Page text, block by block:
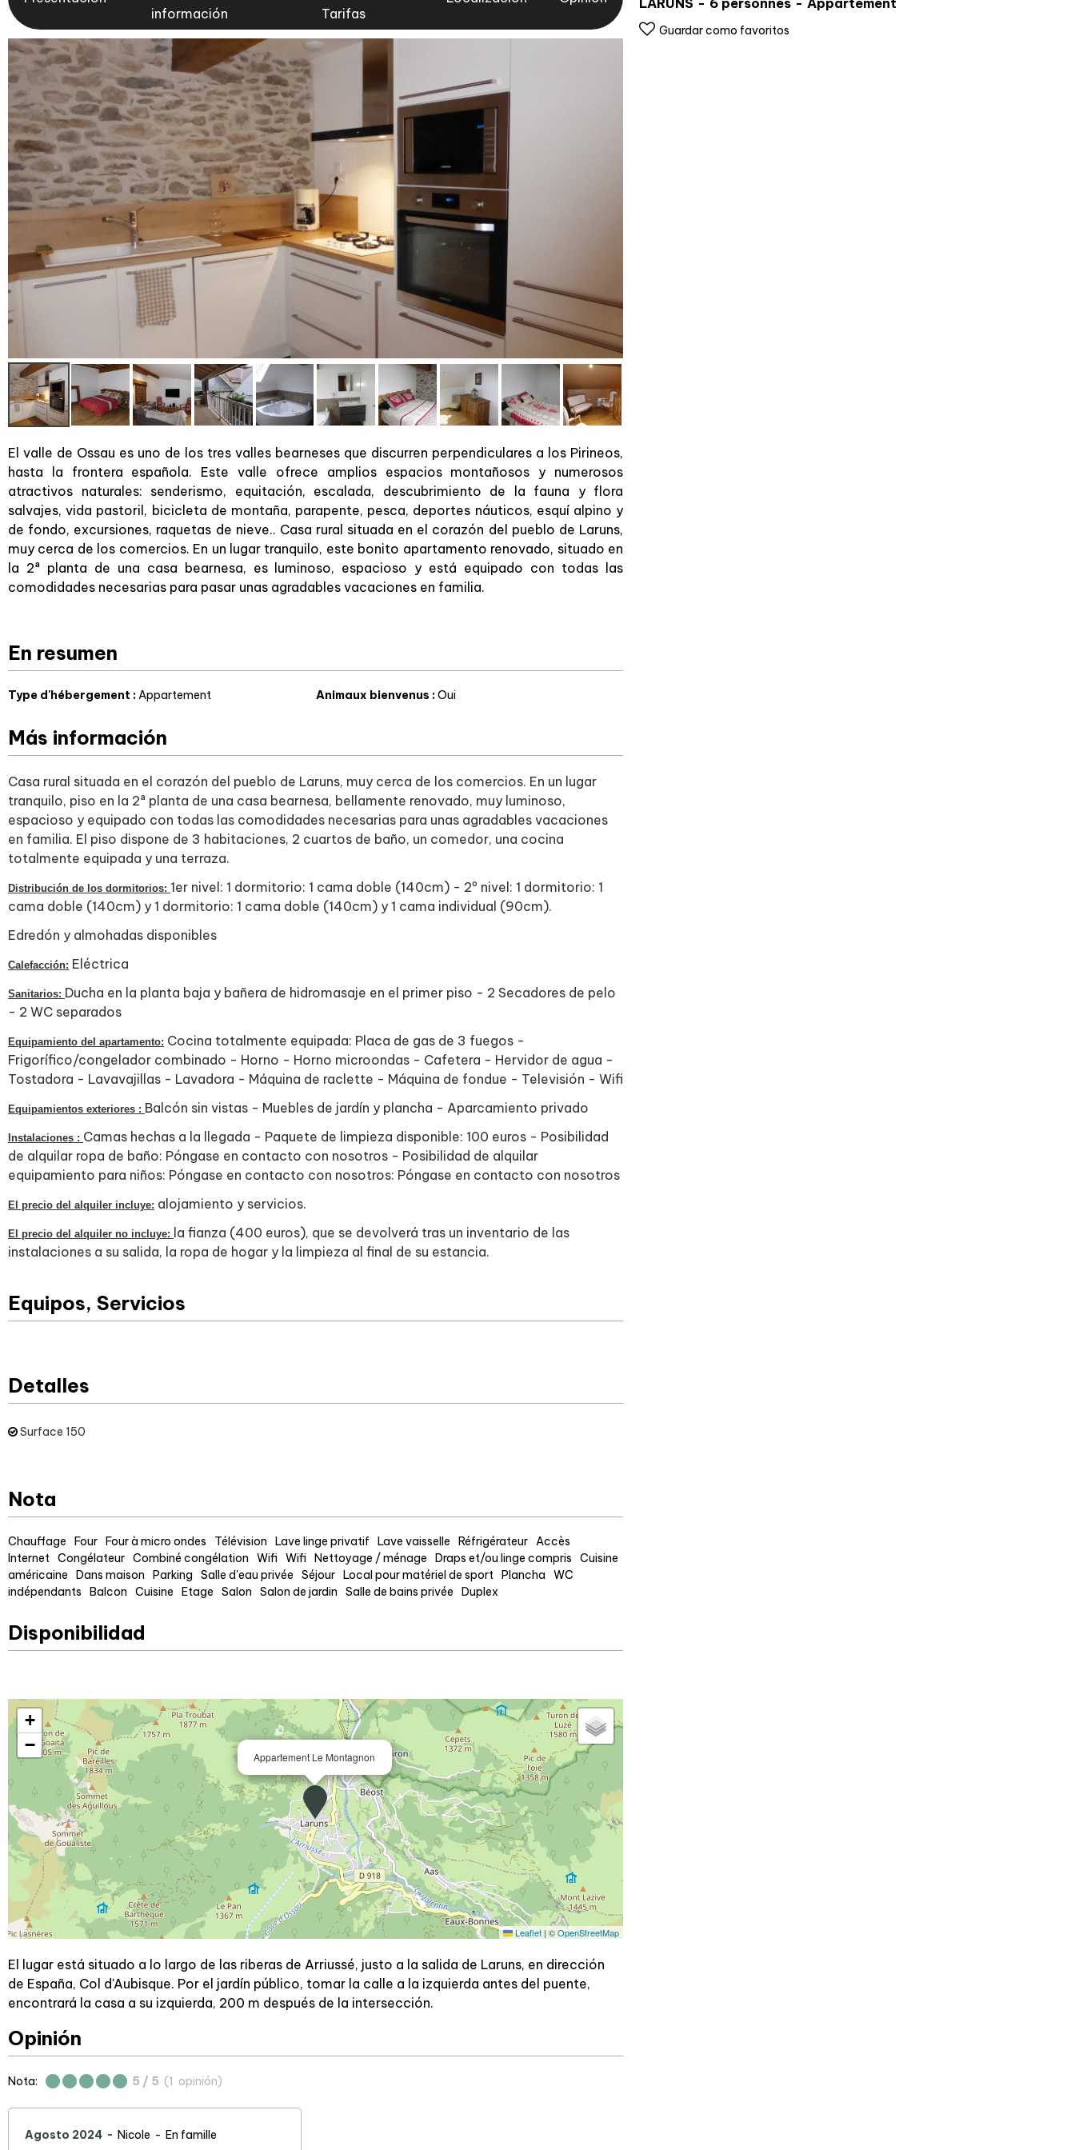
información
Tarifas
LARUNS 6 personnes Appartement
Guardar como favoritos
El valle de Ossau es uno de los tres valles bearneses que discurren perpendiculares a los Pirineos,
hasta la frontera española. Este valle ofrece amplios espacios montañosos y numerosos
atractivos naturales: senderismo, equitación, escalada, descubrimiento de la fauna y flora
salvajes, vida pastoril, bicicleta de montaña, parapente, pesca, deportes náuticos, esquí alpino y
de fondo, excursiones, raquetas de nieve.. Casa rural situada en el corazón del pueblo de Laruns,
muy cerca de los comercios. En un lugar tranquilo, este bonito apartamento renovado, situado en
la 2ª planta de una casa bearnesa, es luminoso, espacioso y está equipado con todas las
comodidades necesarias para pasar unas agradables vacaciones en familia.
En resumen
Type d'hébergement :Appartement Animaux bienvenus :Oui
Más información
Casa rural situada en el corazón del pueblo de Laruns, muy cerca de los comercios. En un lugar
tranquilo, piso en la 2ª planta de una casa bearnesa, bellamente renovado, muy luminoso,
espacioso y equipado con todas las comodidades necesarias para unas agradables vacaciones
en familia. El piso dispone de 3 habitaciones, 2 cuartos de baño, un comedor, una cocina
totalmente equipada y una terraza.
Distribución de los dormitorios: 1er nivel: 1 dormitorio: 1 cama doble (140cm) - 2º nivel: 1 dormitorio: 1
cama doble (140cm) y 1 dormitorio: 1 cama doble (140cm) y 1 cama individual (90cm).
​Edredón y almohadas disponibles
Calefacción: Eléctrica
Sanitarios: Ducha en la planta baja y bañera de hidromasaje en el primer piso - 2 Secadores de pelo
- 2 WC separados
Equipamiento del apartamento: Cocina totalmente equipada: Placa de gas de 3 fuegos -
Frigorífico/congelador combinado - Horno - Horno microondas - Cafetera - Hervidor de agua -
Tostadora - Lavavajillas - Lavadora - Máquina de raclette - Máquina de fondue - Televisión - Wifi
Equipamientos exteriores : Balcón sin vistas - Muebles de jardín y plancha - Aparcamiento privado
Instalaciones : Camas hechas a la llegada - Paquete de limpieza disponible: 100 euros - Posibilidad
de alquilar ropa de baño: Póngase en contacto con nosotros - Posibilidad de alquilar
equipamiento para niños: Póngase en contacto con nosotros: Póngase en contacto con nosotros
El precio del alquiler incluye: alojamiento y servicios.
El precio del alquiler no incluye:
la fianza (400 euros), que se devolverá tras un inventario de las
instalaciones a su salida, la ropa de hogar y la limpieza al final de su estancia.
Equipos, Servicios
Detalles
Surface 150
Nota
Chauffage Four Four à micro ondes Télévision Lave linge privatif Lave vaisselle Réfrigérateur Accès
Internet Congélateur Combiné congélation Wifi Wifi Nettoyage / ménage Draps et/ou linge compris
Cuisine
américaine
Dans maison Parking Salle d'eau privée Séjour Local pour matériel de sport Plancha
WC
indépendants
Balcon Cuisine Etage Salon Salon de jardin Salle de bains privée Duplex
Disponibilidad
Appartement Le Montagnon
+
−
Leaflet | ©OpenStreetMap
El lugar está situado a lo largo de las riberas de Arriussé, justo a la salida de Laruns, en dirección
de España, Col d'Aubisque. Por el jardín público, tomar la calle a la izquierda antes del puente,
encontrará la casa a su izquierda, 200 m después de la intersección.
Opinión
Nota: 5 / 5 (1 opinión)
Agosto 2024 Nicole
En famille